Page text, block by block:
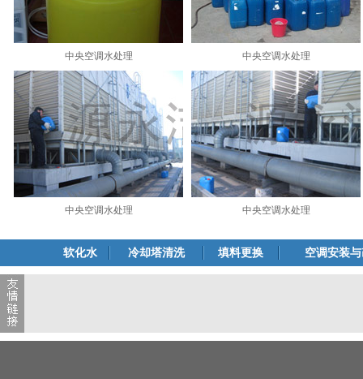
中央空调水处理 中央空调水处理
中央空调水处理 中央空调水处理
软化水 冷却塔清洗 填料更换 空调安装